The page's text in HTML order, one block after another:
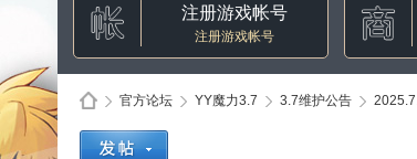
注册游戏帐号
注册游戏帐号
官方论坛 YY魔力3.7 3.7维护公告